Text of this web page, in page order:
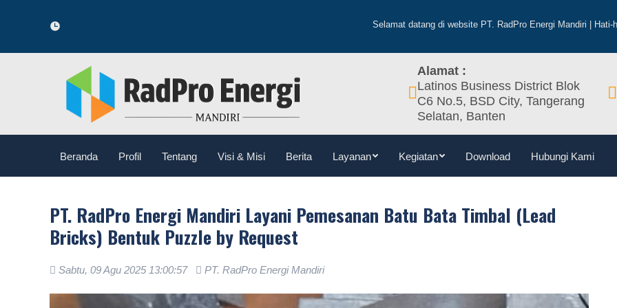
Selamat datang di website PT. RadPro Energi Mandiri | Hati-hati terhadap
Alamat :
Latinos Business District Blok
C6 No.5, BSD City, Tangerang
Selatan, Banten
Beranda Profil Tentang Visi & Misi Berita Layanan Kegiatan Download Hubungi Kami
PT. RadPro Energi Mandiri Layani Pemesanan Batu Bata Timbal (Lead
Bricks) Bentuk Puzzle by Request
Sabtu, 09 Agu 2025 13:00:57
PT. RadPro Energi Mandiri
Profil Tentang Visi & Misi Berita